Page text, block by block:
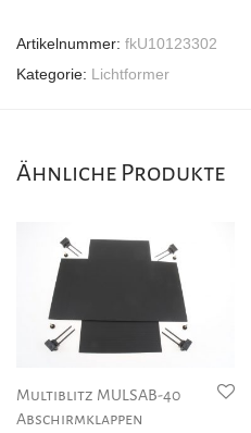
Artikelnummer: fkU10123302
Kategorie: Lichtformer
Ähnliche Produkte
Multiblitz MULSAB-40
Abschirmklappen